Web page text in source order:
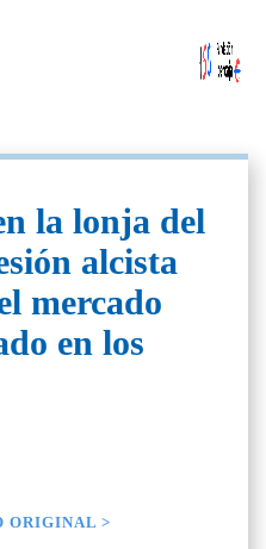
la lonja del
alcista
mercado
en los
ORIGINAL >